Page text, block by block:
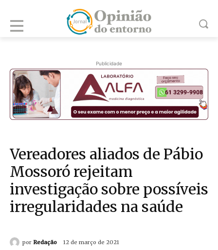
Publicidade
Vereadores aliados de Pábio
Mossoró rejeitam
investigação sobre possíveis
irregularidades na saúde
por Redação 12 de março de 2021